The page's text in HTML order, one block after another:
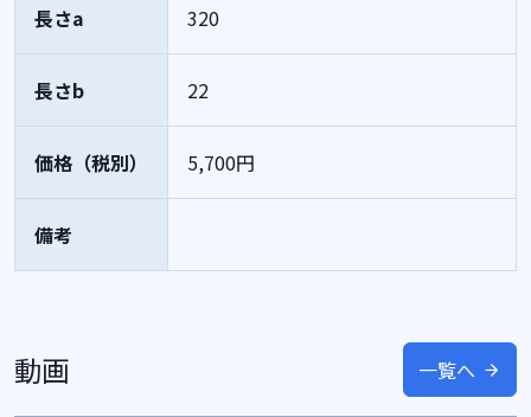
長さa 320
長さb 22
価格（税別） 5,700円
備考
動画 一覧へ